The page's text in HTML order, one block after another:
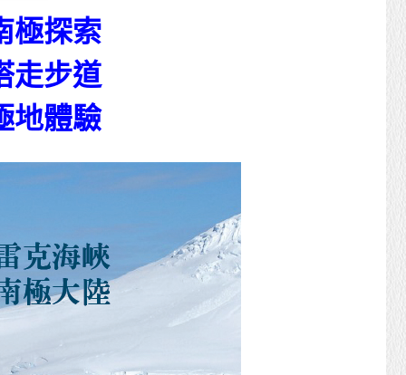
極探索
走步道
地體驗